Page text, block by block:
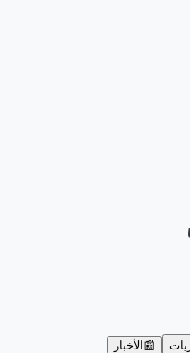
📰 الأخبار